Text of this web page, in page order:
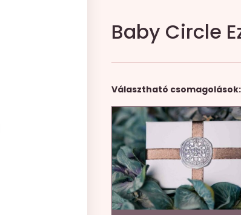
Baby Circle
Választható csomagolások: